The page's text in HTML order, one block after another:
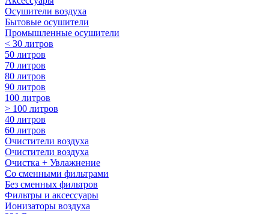
Осушители воздуха
Бытовые осушители
Промышленные осушители
< 30 литров
50 литров
70 литров
80 литров
90 литров
100 литров
> 100 литров
40 литров
60 литров
Очистители воздуха
Очистители воздуха
Очистка + Увлажнение
Cо сменными фильтрами
Без сменных фильтров
Фильтры и аксессуары
Ионизаторы воздуха